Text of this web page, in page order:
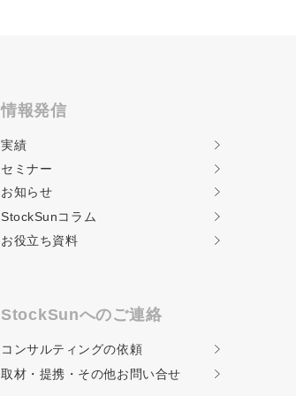
情報発信
実績
セミナー
お知らせ
StockSunコラム
お役立ち資料
StockSunへのご連絡
コンサルティングの依頼
取材・提携・その他お問い合せ